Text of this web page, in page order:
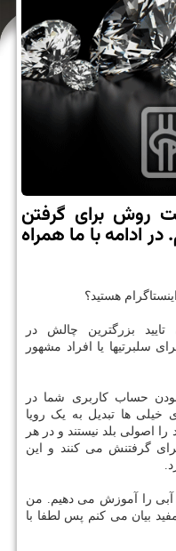
روش برای گرفتن
ادامه با ما همراه
هستید؟
بزرگترین چالش در
سلبرتیها یا افراد مشهور
حساب کاربری شما در
خیلی ها تبدیل به یک رویا
اصولی بلد نیستند و در هر
گرفتنش می کنند و این
تیک آبی را آموزش می دهیم. من
بیان می کنم پس لطفا با